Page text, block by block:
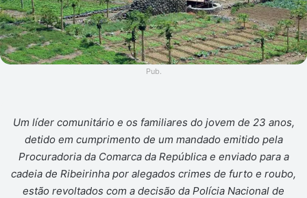
Pub.
Um líder comunitário e os familiares do jovem de 23 anos,
detido em cumprimento de um mandado emitido pela
Procuradoria da Comarca da República e enviado para a
cadeia de Ribeirinha por alegados crimes de furto e roubo,
estão revoltados com a decisão da Polícia Nacional de